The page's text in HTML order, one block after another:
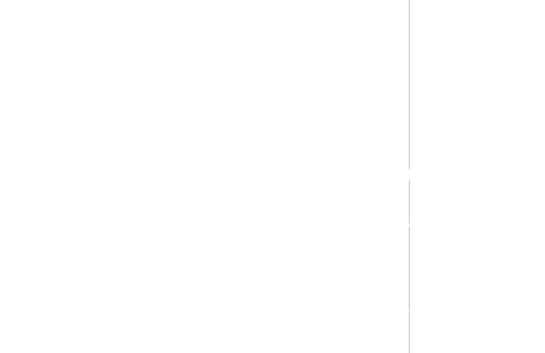
Connectional Youth Ministry
a ministry under the Department of Christian Education & Formation
©2023 by CME Connectional Youth Ministry